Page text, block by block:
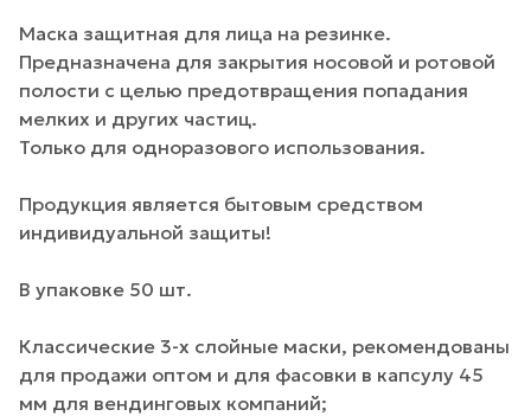
Маска защитная для лица на резинке.
Предназначена для закрытия носовой и ротовой
полости с целью предотвращения попадания
мелких и других частиц.
Только для одноразового использования.
Продукция является бытовым средством
индивидуальной защиты!
В упаковке 50 шт.
Классические 3-х слойные маски, рекомендованы
для продажи оптом и для фасовки в капсулу 45
мм для вендинговых компаний;